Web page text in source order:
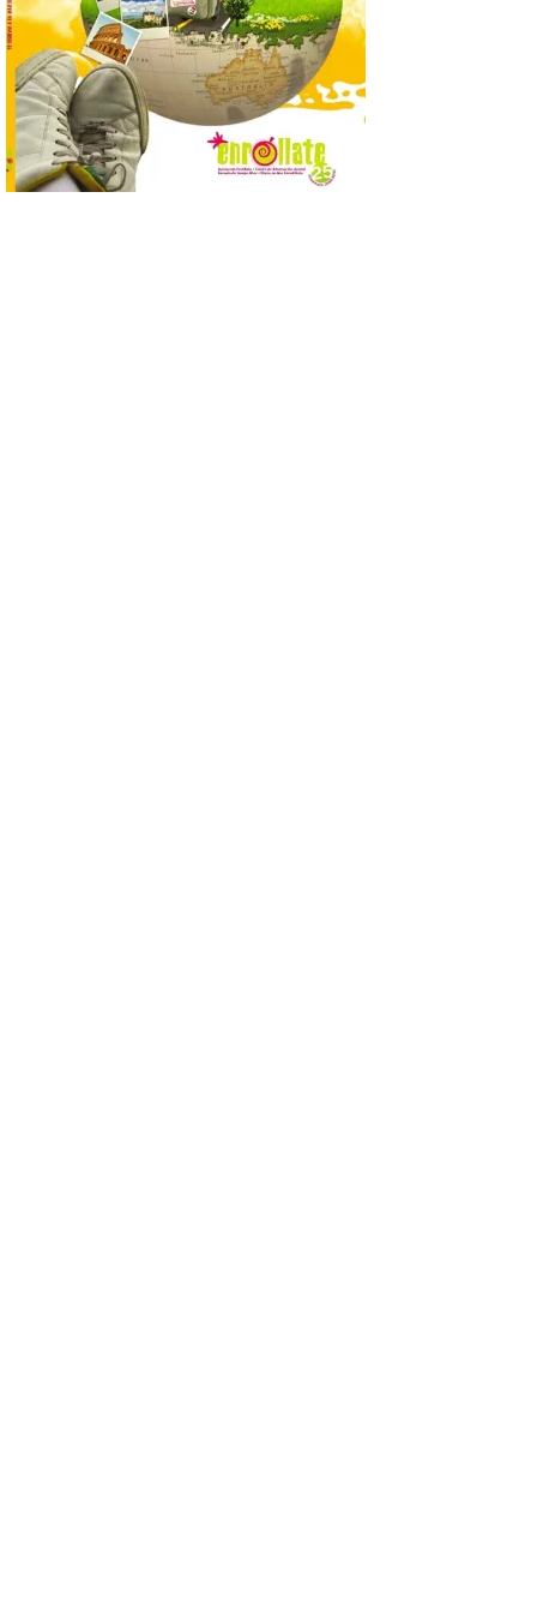
posición exacta del Sol y
así localizar el lugar ideal
para observar el eclipse
solar del 12 de agosto de 2026 sin
obstáculos. El visor es una herramienta a
la […]
Paradores renueva su